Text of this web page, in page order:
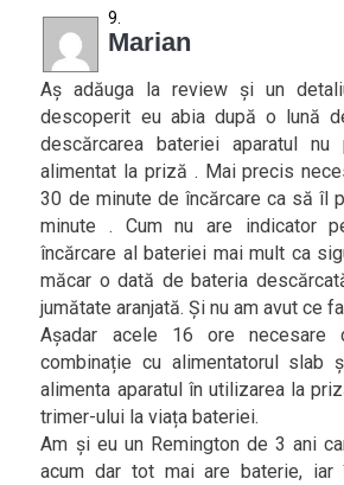
Marian
Aș adăuga la review și un
descoperit eu abia după o lună
descărcarea bateriei aparatul
alimentat la priză . Mai precis
30 de minute de încărcare ca să îl
minute . Cum nu are indicator
încărcare al bateriei mai mult ca
măcar o dată de bateria
jumătate aranjată. Și nu am avut ce
Așadar acele 16 ore necesare
combinație cu alimentatorul slab
alimenta aparatul în utilizarea la
trimer-ului la viața bateriei.
Am și eu un Remington de 3 ani
acum dar tot mai are baterie, iar